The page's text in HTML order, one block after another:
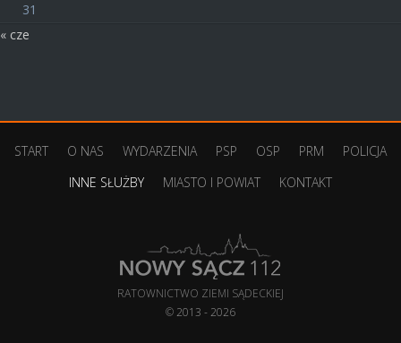
31
« cze
START O NAS WYDARZENIA PSP OSP PRM
POLICJA
INNE SŁUŻBY
MIASTO I POWIAT KONTAKT
RATOWNICTWO ZIEMI SĄDECKIEJ
© 2013 - 2026